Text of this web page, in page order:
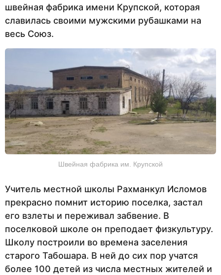
швейная фабрика имени Крупской, которая
славилась своими мужскими рубашками на
весь Союз.
Швейная фабрика им. Крупской
Учитель местной школы Рахманкул Исломов
прекрасно помнит историю поселка, застал
его взлеты и переживал забвение. В
поселковой школе он преподает физкультуру.
Школу построили во времена заселения
старого Табошара. В ней до сих пор учатся
более 100 детей из числа местных жителей и